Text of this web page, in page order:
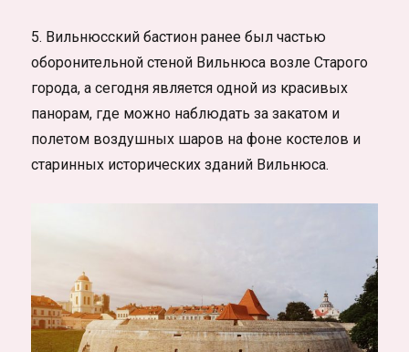
5. Вильнюсский бастион ранее был частью
оборонительной стеной Вильнюса возле Старого
города, а сегодня является одной из красивых
панорам, где можно наблюдать за закатом и
полетом воздушных шаров на фоне костелов и
старинных исторических зданий Вильнюса.